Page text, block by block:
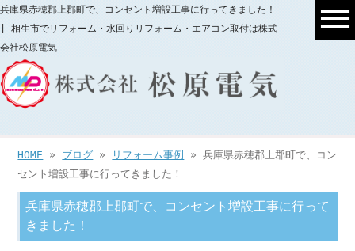
兵庫県赤穂郡上郡町で、コンセント増設工事に行ってきました！
| 相生市でリフォーム・水回りリフォーム・エアコン取付は株式
会社松原電気
HOME » ブログ » リフォーム事例
» 兵庫県赤穂郡上郡町で、コン
セント増設工事に行ってきました！
兵庫県赤穂郡上郡町で、コンセント増設工事に行って
きました！